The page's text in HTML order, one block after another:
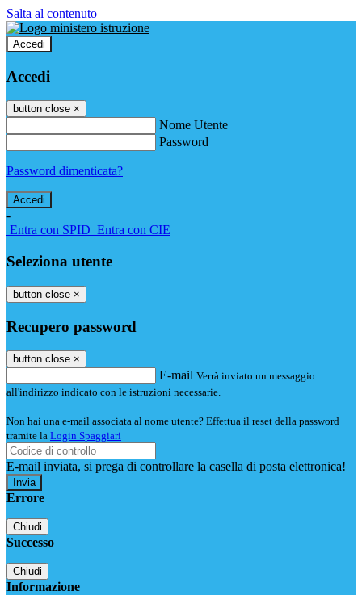
Salta al contenuto
Accedi
Accedi
button close ×
Nome Utente
Password
Password dimenticata?
-
Entra con SPID Entra con CIE
Seleziona utente
button close ×
Recupero password
button close ×
E-mail Verrà inviato un messaggio
all'indirizzo indicato con le istruzioni necessarie.
Non hai una e-mail associata al nome utente? Effettua il reset della password
tramite la Login Spaggiari
E-mail inviata, si prega di controllare la casella di posta elettronica!
Errore
Chiudi
Successo
Chiudi
Informazione